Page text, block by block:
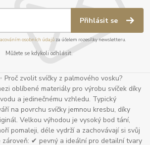
Přihlásit se
osobních údajůza účelem rozesílky newsletteru.
Můžete se kdykoli odhlásit.
Proč zvolit svíčky z palmového vosku?
oblíbené materiály pro výrobu svíček díky
a jedinečnému vzhledu. Typický
na povrchu svíčky jemnou kresbu, díky
Velkou výhodou je vysoký bod tání,
pomaleji, déle vydrží a zachovávají si svůj
zároveň: ✔ pevný a ideální pro detailní tvary